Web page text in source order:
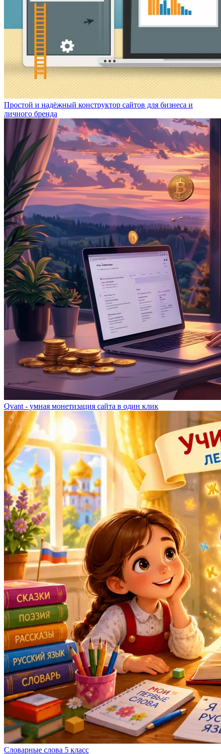
Простой и надёжный конструктор сайтов для бизнеса и
личного бренда
Qvant - умная монетизация сайта в один клик
Словарные слова 5 класс